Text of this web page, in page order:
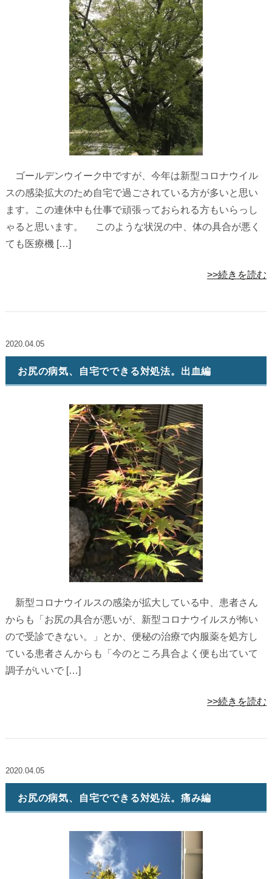
ゴールデンウイーク中ですが、今年は新型コロナウイル
スの感染拡大のため自宅で過ごされている方が多いと思い
ます。この連休中も仕事で頑張っておられる方もいらっし
ゃると思います。 このような状況の中、体の具合が悪く
ても医療機 […]
>>続きを読む
2020.04.05
お尻の病気、自宅でできる対処法。出血編
新型コロナウイルスの感染が拡大している中、患者さん
からも「お尻の具合が悪いが、新型コロナウイルスが怖い
ので受診できない。」とか、便秘の治療で内服薬を処方し
ている患者さんからも「今のところ具合よく便も出ていて
調子がいいで […]
>>続きを読む
2020.04.05
お尻の病気、自宅でできる対処法。痛み編